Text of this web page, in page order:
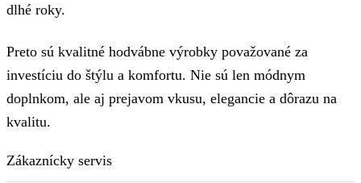
dlhé roky.
Preto sú kvalitné hodvábne výrobky považované za
investíciu do štýlu a komfortu. Nie sú len módnym
doplnkom, ale aj prejavom vkusu, elegancie a dôrazu na
kvalitu.
Zákaznícky servis